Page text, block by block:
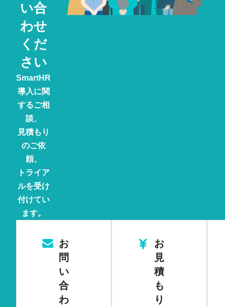
い合
わせ
くだ
さい
SmartHR
導入に関
するご相
談、
見積もり
のご依
頼、
トライア
ルを受け
付けてい
ます。
お
問
い
合
わ
お
見
積
も
り